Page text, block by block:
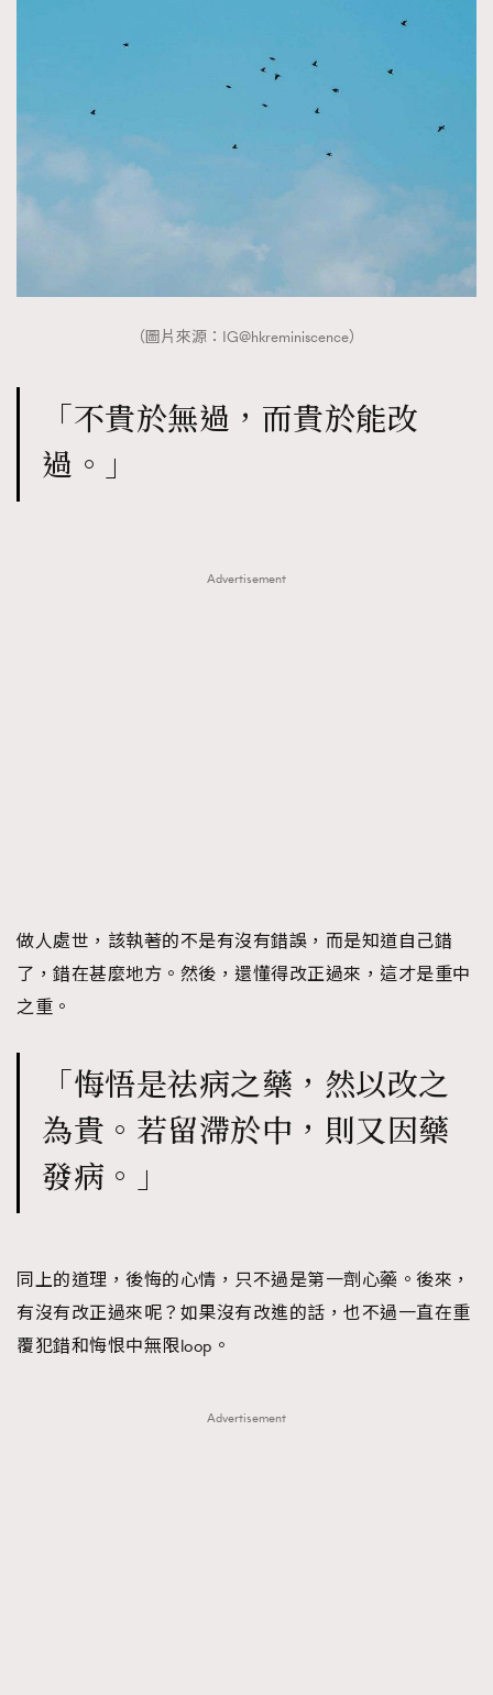
（圖片來源：IG@hkreminiscence）
「不貴於無過，而貴於能改
過。」
Advertisement
做人處世，該執著的不是有沒有錯誤，而是知道自己錯
了，錯在甚麼地方。然後，還懂得改正過來，這才是重中
之重。
「悔悟是祛病之藥，然以改之
為貴。若留滯於中，則又因藥
發病。」
同上的道理，後悔的心情，只不過是第一劑心藥。後來，
有沒有改正過來呢？如果沒有改進的話，也不過一直在重
覆犯錯和悔恨中無限loop。
Advertisement